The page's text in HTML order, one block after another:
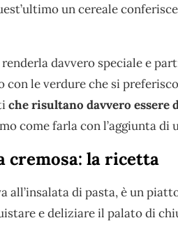
un cereale
davvero speciale e
le verdure che si
che risultano davvero essere
come farla con l’aggiunta di
cremosa: la ricetta
all’insalata di pasta, è un
e deliziare il palato di